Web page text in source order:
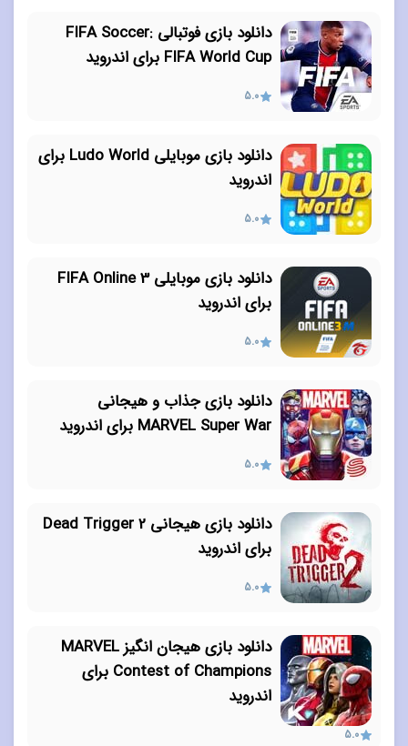
دانلود بازی فوتبالی FIFA Soccer:
FIFA World Cup برای اندروید
5.0
دانلود بازی موبایلی Ludo World برای
اندروید
5.0
دانلود بازی موبایلی FIFA Online 3
برای اندروید
5.0
دانلود بازی جذاب و هیجانی
MARVEL Super War برای اندروید
5.0
دانلود بازی هیجانی Dead Trigger 2
برای اندروید
5.0
دانلود بازی هیجان انگیز MARVEL
Contest of Champions برای
اندروید
5.0